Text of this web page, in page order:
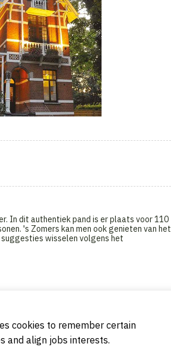
In dit authentiek pand is er plaats voor 110
's Zomers kan men ook genieten van het
wisselen volgens het
cookies to remember certain
and align jobs interests.